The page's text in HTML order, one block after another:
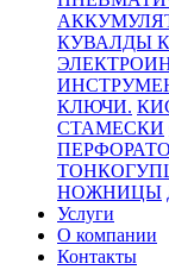
КУВАЛДЫ
КЛЮЧИ.
СТАМЕСКИ
НОЖНИЦЫ
Услуги
О компании
Контакты